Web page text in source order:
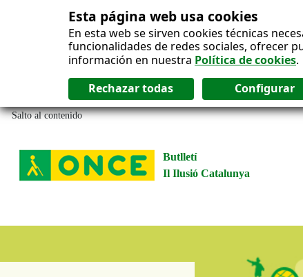
Esta página web usa cookies
En esta web se sirven cookies técnicas
funcionalidades de redes sociales, ofrecer
información en nuestra Política de cookies.
Salto al contenido
Butlletí
Il Ilusió Catalunya